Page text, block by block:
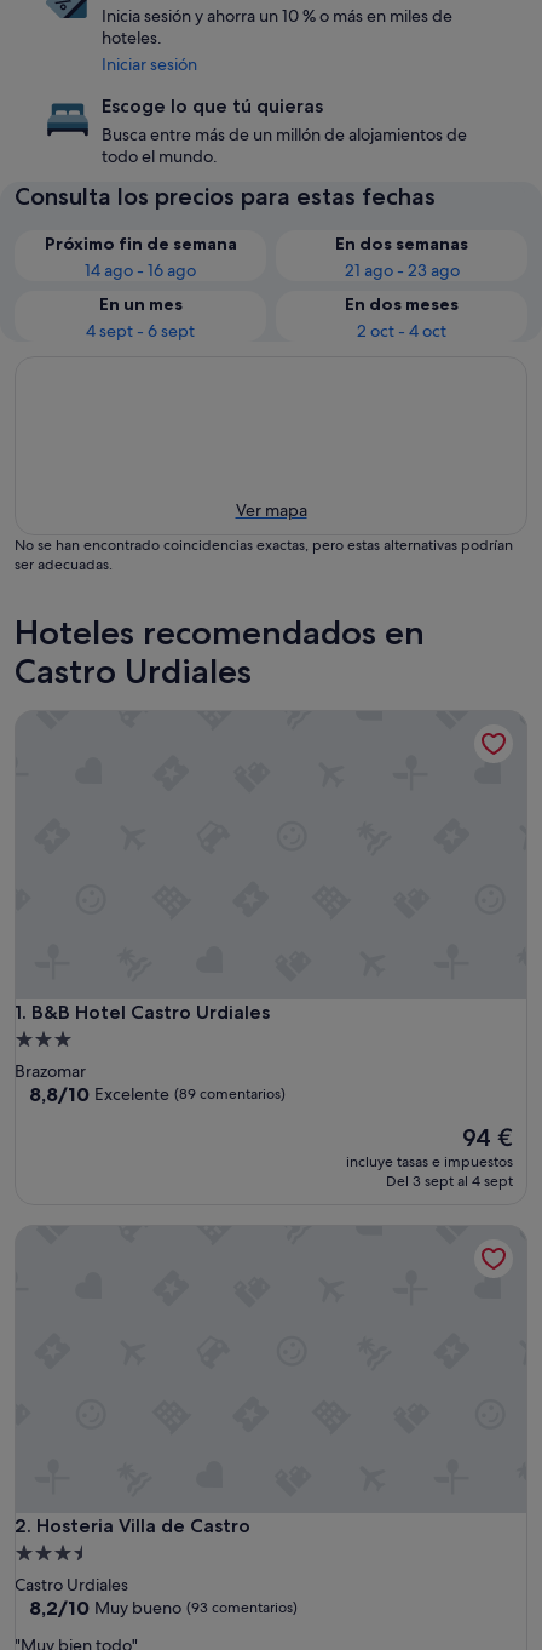
Inicia sesión y ahorra un 10 % o más en miles de
hoteles.
Iniciar sesión
Escoge lo que tú quieras
Busca entre más de un millón de alojamientos de
todo el mundo.
Consulta los precios para estas fechas
Próximo fin de semana
14 ago - 16 ago
En dos semanas
21 ago - 23 ago
En un mes
4 sept - 6 sept
En dos meses
2 oct - 4 oct
Ver mapa
No se han encontrado coincidencias exactas, pero estas alternativas podrían
ser adecuadas.
Hoteles recomendados en
Castro Urdiales
1. B&B Hotel Castro Urdiales
B&B Hotel Castro Urdiales
Alojamiento
de
3.0 estrellas
Brazomar
8.8
8,8/10 Excelente (89 comentarios)
El
precio
actual
94 €
incluye tasas e impuestos
Del 3 sept al 4 sept
2. Hosteria Villa de Castro
Hosteria Villa de Castro
Alojamiento
de
3.5 estrellas
Castro Urdiales
8.2
8,2/10 Muy bueno (93 comentarios)
""Muy bien todo"